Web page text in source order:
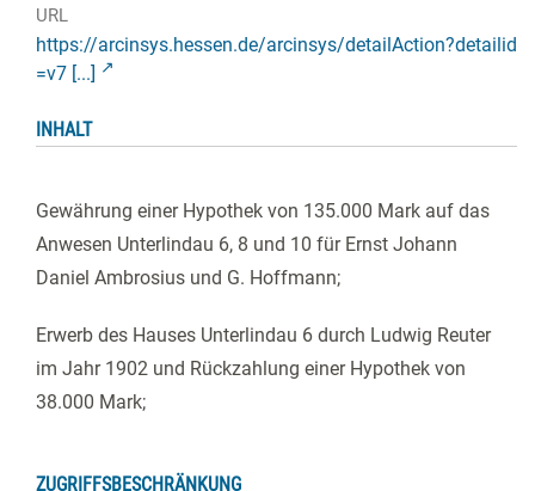
URL
https://arcinsys.hessen.de/arcinsys/detailAction?detailid
=v7 [...]
INHALT
Gewährung einer Hypothek von 135.000 Mark auf das
Anwesen Unterlindau 6, 8 und 10 für Ernst Johann
Daniel Ambrosius und G. Hoffmann;
Erwerb des Hauses Unterlindau 6 durch Ludwig Reuter
im Jahr 1902 und Rückzahlung einer Hypothek von
38.000 Mark;
ZUGRIFFSBESCHRÄNKUNG